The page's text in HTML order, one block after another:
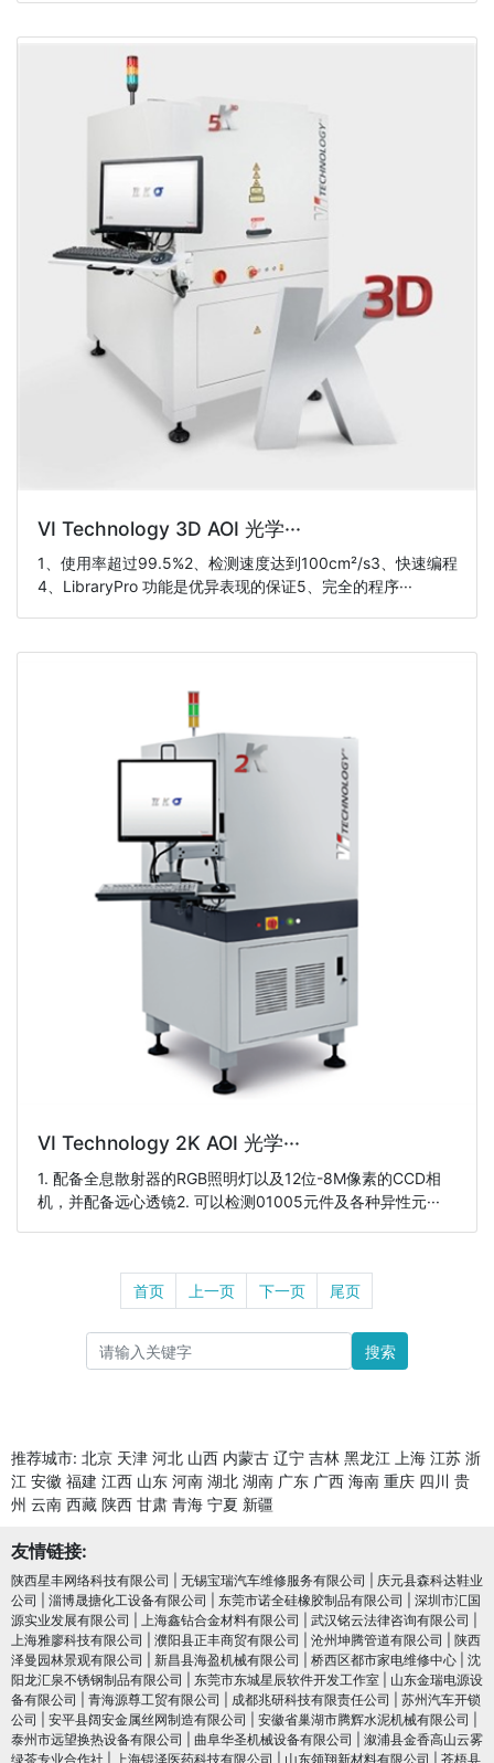
VI Technology 3D AOI 光学···
1、使用率超过99.5%2、检测速度达到100cm²/s3、快速编程
4、LibraryPro 功能是优异表现的保证5、完全的程序···
VI Technology 2K AOI 光学···
1. 配备全息散射器的RGB照明灯以及12位-8M像素的CCD相
机，并配备远心透镜2. 可以检测01005元件及各种异性元···
首页 上一页 下一页 尾页
搜索
推荐城市: 北京 天津 河北 山西 内蒙古 辽宁 吉林 黑龙江 上海 江苏 浙
江 安徽 福建 江西 山东 河南 湖北 湖南 广东 广西 海南 重庆 四川 贵
州 云南 西藏 陕西 甘肃 青海 宁夏 新疆
友情链接:
陕西星丰网络科技有限公司 无锡宝瑞汽车维修服务有限公司
庆元县森科达鞋业
公司
淄博晟搪化工设备有限公司 东莞市诺全硅橡胶制品有限公司
深圳市汇国
源实业发展有限公司
上海鑫钻合金材料有限公司 武汉铭云法律咨询有限公司
上海雅廖科技有限公司
濮阳县正丰商贸有限公司 沧州坤腾管道有限公司
陕西
泽曼园林景观有限公司
新昌县海盈机械有限公司 桥西区都市家电维修中心
沈
阳龙汇泉不锈钢制品有限公司
东莞市东城星辰软件开发工作室
山东金瑞电源设
备有限公司
青海源尊工贸有限公司 成都兆研科技有限责任公司
苏州汽车开锁
公司
安平县阔安金属丝网制造有限公司 安徽省巢湖市腾辉水泥机械有限公司
泰州市远望换热设备有限公司
曲阜华圣机械设备有限公司
溆浦县金香高山云雾
绿茶专业合作社
上海锟泽医药科技有限公司 山东领翔新材料有限公司 苍梧县